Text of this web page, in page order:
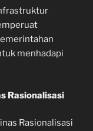
menhadapi
Rasionalisasi
Rasionalisasi